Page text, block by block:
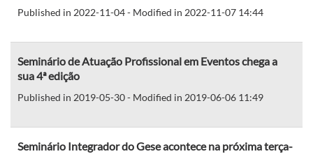
Published in 2022-11-04 - Modified in 2022-11-07 14:44
Seminário de Atuação Profissional em Eventos chega a
sua 4ª edição
Published in 2019-05-30 - Modified in 2019-06-06 11:49
Seminário Integrador do Gese acontece na próxima terça-